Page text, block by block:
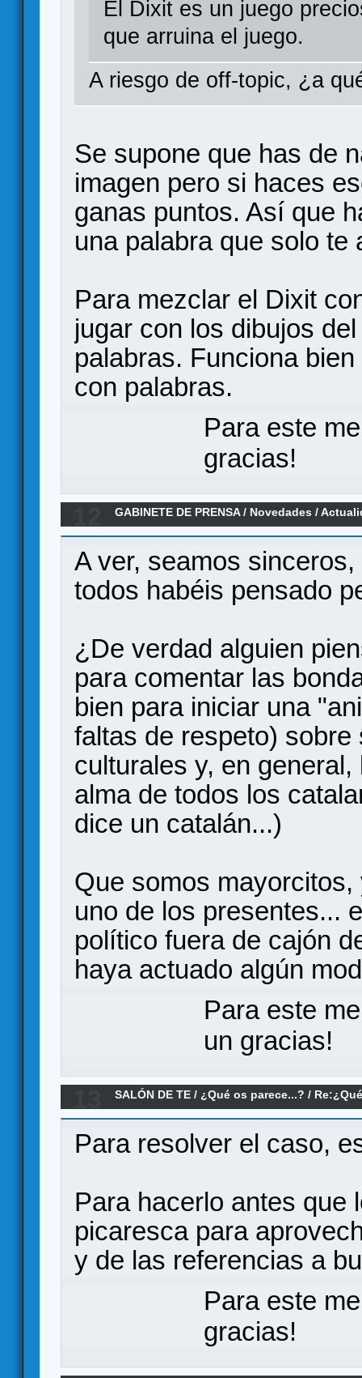
El Dixit es un juego
que arruina el juego.
A riesgo de off-topic, ¿a
Se supone que has de
imagen pero si haces
ganas puntos. Así que
una palabra que solo te
Para mezclar el Dixit
jugar con los dibujos
palabras. Funciona
con palabras.
Para este
gracias!
GABINETE DE PRENSA/ Novedades /
A ver, seamos
todos habéis pensado
¿De verdad alguien
para comentar las
bien para iniciar una
faltas de respeto)
culturales y, en
alma de todos los
dice un catalán...)
Que somos
uno de los presentes...
político fuera de cajón
haya actuado algún
Para este
un gracias!
SALÓN DE TE / ¿Qué os parece...? /
Para resolver el caso,
Para hacerlo antes que
picaresca para
y de las referencias a
Para este
gracias!